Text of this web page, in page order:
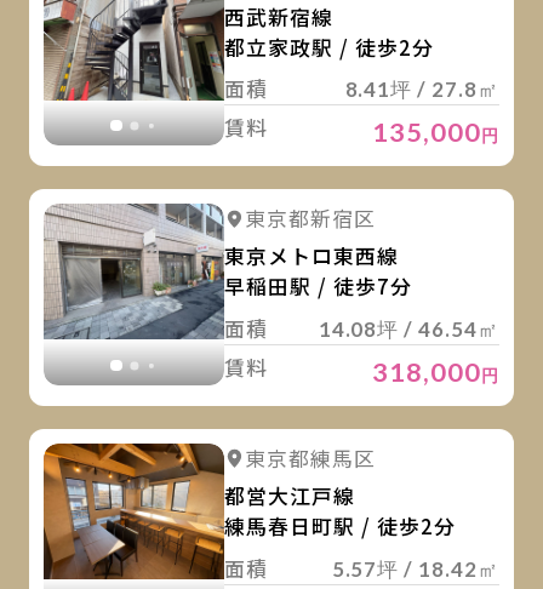
西武新宿線
都立家政駅 / 徒歩2分
面積
8.41坪 / 27.8㎡
賃料 135,000円
詳細を見る
東京都新宿区
東京メトロ東西線
早稲田駅 / 徒歩7分
面積
14.08坪 / 46.54㎡
賃料 318,000円
詳細を見る
東京都練馬区
都営大江戸線
練馬春日町駅 / 徒歩2分
面積
5.57坪 / 18.42㎡